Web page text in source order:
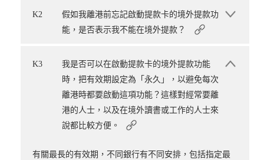
K2
假如我離港前忘記啟動提款卡的境外提款功
能，是否表示我不能在境外提款？
K3
我是否可以在啟動提款卡的境外提款功能
時，把有效期設定為「永久」，以避免每次
離港時都要啟動這項功能？這樣對經常要離
港的人士，以及在境外讀書或工作的人士來
說都比較方便。
有關最長的有效期，不同銀行有不同安排，包括指定最